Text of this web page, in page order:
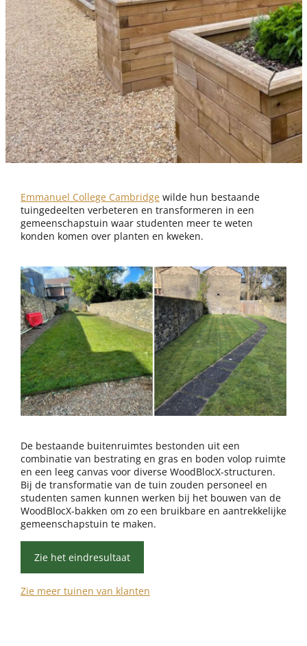
Emmanuel College Cambridge wilde hun bestaande
tuingedeelten verbeteren en transformeren in een
gemeenschapstuin waar studenten meer te weten
konden komen over planten en kweken.
De bestaande buitenruimtes bestonden uit een
combinatie van bestrating en gras en boden volop ruimte
en een leeg canvas voor diverse WoodBlocX-structuren.
Bij de transformatie van de tuin zouden personeel en
studenten samen kunnen werken bij het bouwen van de
WoodBlocX-bakken om zo een bruikbare en aantrekkelijke
gemeenschapstuin te maken.
Zie het eindresultaat
Zie meer tuinen van klanten